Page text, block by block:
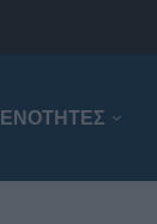
ΕΝΟΤΗΤΕΣ